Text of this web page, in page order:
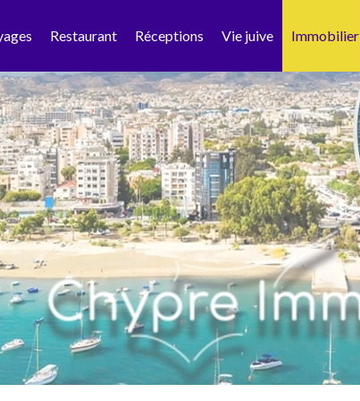
Restaurant Réceptions Vie juive Immobilier